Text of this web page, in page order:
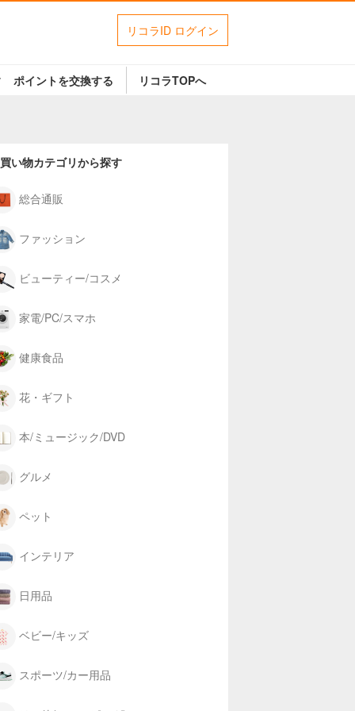
リコラID ログイン
ポイントを交換する リコラTOPへ
い物カテゴリから探す
総合通販
ファッション
ビューティー/コスメ
家電/PC/スマホ
健康食品
花・ギフト
本/ミュージック/DVD
グルメ
ペット
インテリア
日用品
ベビー/キッズ
スポーツ/カー用品